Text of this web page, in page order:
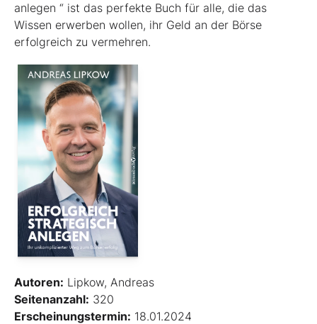
anlegen “ ist das perfekte Buch für alle, die das
Wissen erwerben wollen, ihr Geld an der Börse
erfolgreich zu vermehren.
Autoren: Lipkow, Andreas
Seitenanzahl: 320
Erscheinungstermin: 18.01.2024